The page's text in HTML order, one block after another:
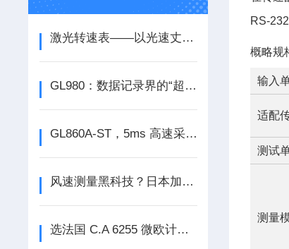
激光转速表——以光速丈量旋转脉搏的非接触式“计时员”
GL980：数据记录界的“超级特工”
GL860A-ST，5ms 高速采样，精准捕捉每一个数据瞬间，让测量快人一步！
风速测量黑科技？日本加野Kanomax 6113 Ser系列来袭！
选法国 C.A 6255 微欧计，毫欧测量，精准领航
RS-
概略规
输入
适配
测试
测量